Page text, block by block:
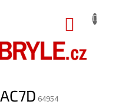
64954